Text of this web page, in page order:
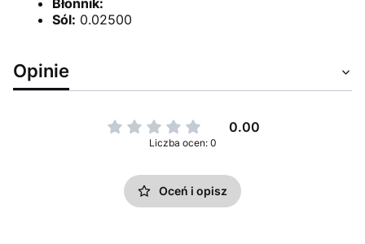
Błonnik:
Sól: 0.02500
Opinie
0.00
Liczba ocen: 0
Oceń i opisz